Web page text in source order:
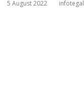
5 August 2022 infotegal